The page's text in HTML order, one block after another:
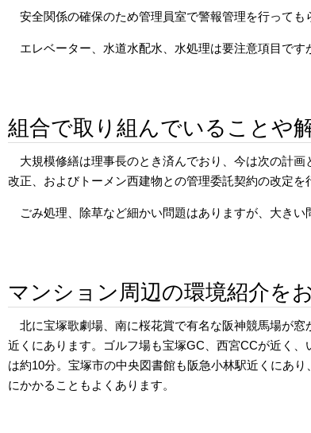
安全関係の確保のため管理員室で警報管理を行っても
エレベーター、水道水配水、水処理は要注意項目で
組合で取り組んでいることや
大規模修繕は理事長のとき済んでおり、今は次の計
改正、およびトーメン西建物との管理委託契約の改定を
ごみ処理、除草など細かい問題はありますが、大きい
マンション周辺の環境紹介を
北に宝塚歌劇場、南に桜花賞で有名な阪神競馬場が
近くにあります。ゴルフ場も宝塚GC、西宮CCが近く
は約10分。宝塚市の中央図書館も阪急小林駅近くにあ
にかかることもよくあります。